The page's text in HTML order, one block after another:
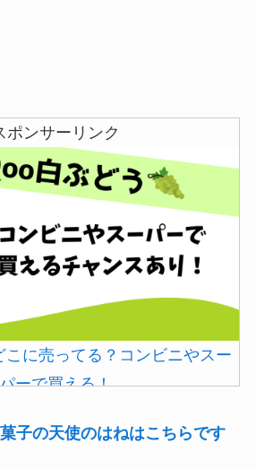
ポンサーリンク
こに売ってる？コンビニやスー
パーで買える！
子の天使のはねはこちらです